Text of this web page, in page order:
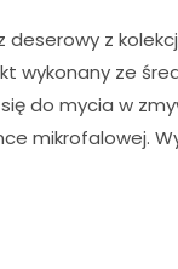
z kolekcji
wykonany ze
do mycia w
mikrofalowej.